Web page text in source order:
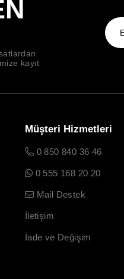
kayıt
Müşteri Hizmetleri
0 850 840 36 46
0 555 168 20 20
Mail Destek
İletişim
İade ve Değişim